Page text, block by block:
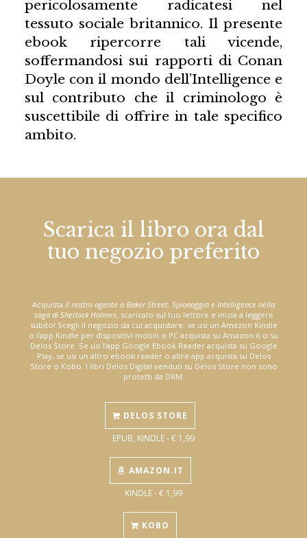
pericolosamente radicatesi nel
tessuto sociale britannico. Il presente
ebook ripercorre tali vicende,
soffermandosi sui rapporti di Conan
Doyle con il mondo dell’Intelligence e
sul contributo che il criminologo è
suscettibile di offrire in tale specifico
ambito.
Scarica il libro ora dal
tuo negozio preferito
Acquista Il nostro agente a Baker Street. Spionaggio e Intelligence nella
saga di Sherlock Holmes, scaricalo sul tuo lettore e inizia a leggere
subito! Scegli il negozio da cui acquistare: se usi un Amazon Kindle
o l'app Kindle per dispositivi mobili o PC acquista su Amazon.it o su
Delos Store. Se usi l'app Google Ebook Reader acquista su Google
Play, se usi un altro ebook reader o altre app acquista su Delos
Store o Kobo. I libri Delos Digital venduti su Delos Store non sono
protetti da DRM.
DELOS STORE
EPUB, KINDLE - € 1,99
AMAZON.IT
KINDLE - € 1,99
KOBO